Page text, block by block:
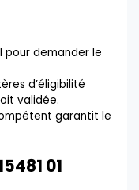
pour demander le
d’éligibilité
validée.
garantit le
01